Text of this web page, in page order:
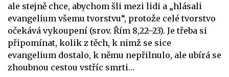
ale stejně chce, abychom šli mezi lidi a „hlásali
evangelium všemu tvorstvu“, protože celé tvorstvo
očekává vykoupení (srov. Řím 8,22–23). Je třeba si
připomínat, kolik z těch, k nimž se sice
evangelium dostalo, k němu nepřilnulo, ale ubírá se
zhoubnou cestou vstříc smrti…